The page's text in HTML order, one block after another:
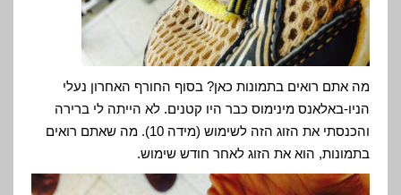
מה אתם רואים בתמונות כאן? בסוף החורף האחרון נעלי
הניו-באלאנס מינימוס כבר היו קטנים. לא הייתה לי ברירה
והכנסתי את הזוג הזה לשימוש (מידה 10). מה שאתם רואים
בתמונות, הוא את הזוג לאחר חודש שימוש.